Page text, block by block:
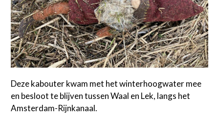
Deze kabouter kwam met het winterhoogwater mee
en besloot te blijven tussen Waal en Lek, langs het
Amsterdam-Rijnkanaal.